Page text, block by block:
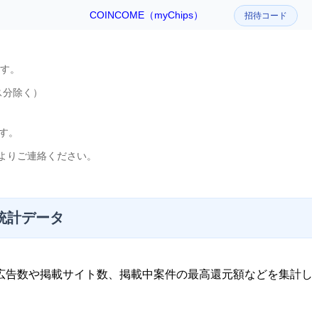
COINCOME（myChips） 招待コード
。
除く）
。
りご連絡ください。
計データ
数や掲載サイト数、掲載中案件の最高還元額などを集計し